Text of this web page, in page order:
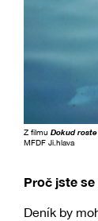
Z filmu Dokud
MFDF Ji.hlava
Proč jste
Deník by